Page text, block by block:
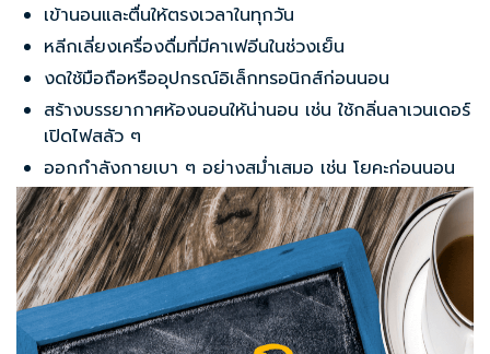
เข้านอนและตื่นให้ตรงเวลาในทุกวัน
หลีกเลี่ยงเครื่องดื่มที่มีคาเฟอีนในช่วงเย็น
งดใช้มือถือหรืออุปกรณ์อิเล็กทรอนิกส์ก่อนนอน
สร้างบรรยากาศห้องนอนให้น่านอน เช่น ใช้กลิ่นลาเวนเดอร์
เปิดไฟสลัว ๆ
ออกกำลังกายเบา ๆ อย่างสม่ำเสมอ เช่น โยคะก่อนนอน